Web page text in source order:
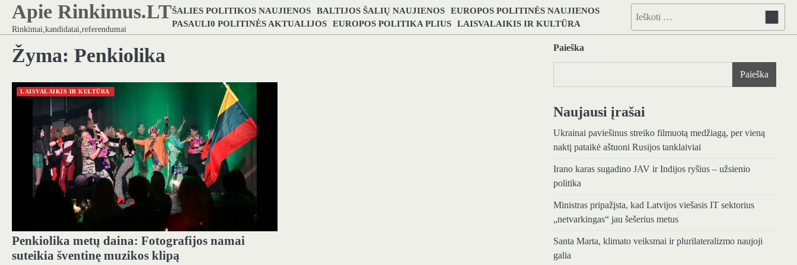
Skip
content
Apie Rinkimus.LT
Rinkimai,kandidatai,referendumai
ŠALIES POLITIKOS NAUJIENOS BALTIJOS ŠALIŲ NAUJIENOS EUROPOS POLITINĖS NAUJIENOS
PASAULI0 POLITINĖS AKTUALIJOS EUROPOS POLITIKA PLIUS LAISVALAIKIS IR KULTŪRA
Ieškoti:
Žyma: Penkiolika
LAISVALAIKIS IR KULTŪRA
Penkiolika metų daina: Fotografijos namai
suteikia šventinę muzikos klipą
Paieška
Paieška
Naujausi įrašai
Ukrainai paviešinus streiko filmuotą medžiagą, per vieną
naktį pataikė aštuoni Rusijos tanklaiviai
Irano karas sugadino JAV ir Indijos ryšius – užsienio
politika
Ministras pripažįsta, kad Latvijos viešasis IT sektorius
„netvarkingas“ jau šešerius metus
Santa Marta, klimato veiksmai ir plurilateralizmo naujoji
galia